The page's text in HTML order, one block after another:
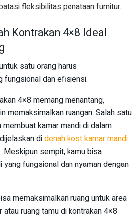
fleksibilitas penataan furnitur.
Kontrakan 4×8 Ideal
satu orang harus
fungsional dan efisiensi.
4×8 memang menantang,
memaksimalkan ruangan. Salah satu
kamar mandi di dalam
didenah kost kamar mandi
. Meskipun sempit, kamu bisa
yang fungsional dan nyaman dengan
memaksimalkan ruang untuk area
atau ruang tamu di kontrakan 4×8